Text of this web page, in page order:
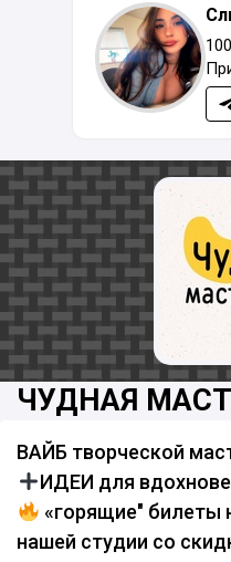
ЧУДНАЯ
ВАЙБ творческой
ИДЕИ для
«горящие" билеты
нашей студии со